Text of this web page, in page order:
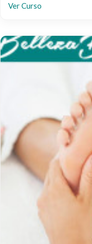
Ver Curso